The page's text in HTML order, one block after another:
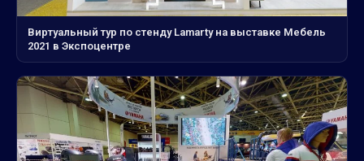
Виртуальный тур по стенду Lamarty на выставке Мебель
2021 в Экспоцентре